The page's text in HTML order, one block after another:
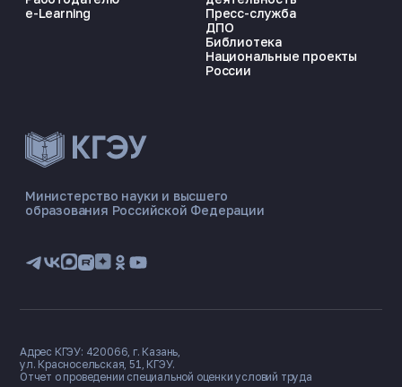
ЭНЕРГОКОД — ПОМОЩНИК КГЭУ
📋 Приёмная комиссия
🏠 Общежитие
Министерство науки и высшего
образования Российской Федерации
e-Learning
Пресс-служба
ДПО
Библиотека
Национальные проекты
России
Адрес КГЭУ: 420066, г. Казань,
ул. Красносельская, 51, КГЭУ.
Отчет о проведении специальной оценки условий труда